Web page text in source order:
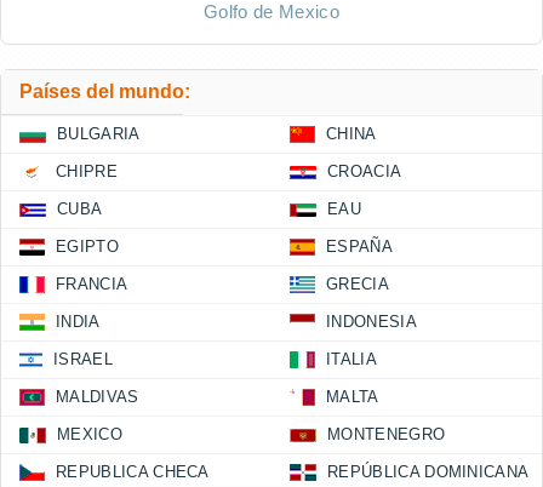
Golfo de Mexico
Países del mundo:
BULGARIA CHINA
CHIPRE CROACIA
CUBA EAU
EGIPTO ESPAÑA
FRANCIA GRECIA
INDIA INDONESIA
ISRAEL ITALIA
MALDIVAS MALTA
MEXICO MONTENEGRO
REPUBLICA CHECA REPÚBLICA DOMINICANA